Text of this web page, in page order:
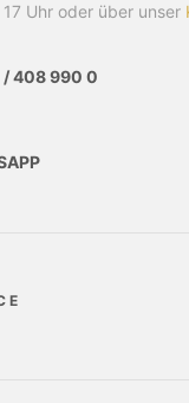
Uhr oder über unser
408 990 0